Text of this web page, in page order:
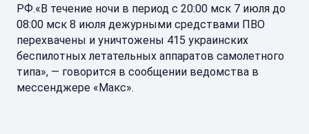
РФ.«В течение ночи в период с 20:00 мск 7 июля до
08:00 мск 8 июля дежурными средствами ПВО
перехвачены и уничтожены 415 украинских
беспилотных летательных аппаратов самолетного
типа», — говорится в сообщении ведомства в
мессенджере «Макс».